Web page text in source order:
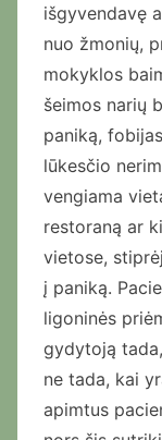
išgyvendavę
nuo žmonių,
mokyklos
šeimos narių
paniką,
lūkesčio
vengiama
restoraną ar
vietose,
į paniką.
ligoninės
gydytoją
ne tada, kai
apimtus